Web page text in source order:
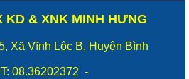
KD & XNK MINH HƯNG
Xã Vĩnh Lộc B, Huyện Bình
08.36202372 -